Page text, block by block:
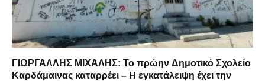
ΓΙΩΡΓΑΛΛΗΣ ΜΙΧΑΛΗΣ: Το πρώην Δημοτικό Σχολείο
Καρδάμαινας καταρρέει – Η εγκατάλειψη έχει την